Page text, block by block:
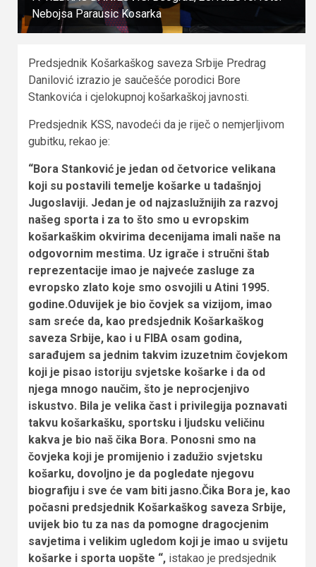
Nebojsa Parausic Kosarka
Predsjednik Košarkaškog saveza Srbije Predrag
Danilović izrazio je saučešće porodici Bore
Stankovića i cjelokupnoj košarkaškoj javnosti.
Predsjednik KSS, navodeći da je riječ o nemjerljivom
gubitku, rekao je:
“Bora Stanković je jedan od četvorice velikana
koji su postavili temelje košarke u tadašnjoj
Jugoslaviji. Jedan je od najzaslužnijih za razvoj
našeg sporta i za to što smo u evropskim
košarkaškim okvirima decenijama imali naše na
odgovornim mestima. Uz igrače i stručni štab
reprezentacije imao je najveće zasluge za
evropsko zlato koje smo osvojili u Atini 1995.
godine.Oduvijek je bio čovjek sa vizijom, imao
sam sreće da, kao predsjednik Košarkaškog
saveza Srbije, kao i u FIBA osam godina,
sarađujem sa jednim takvim izuzetnim čovjekom
koji je pisao istoriju svjetske košarke i da od
njega mnogo naučim, što je neprocjenjivo
iskustvo. Bila je velika čast i privilegija poznavati
takvu košarkašku, sportsku i ljudsku veličinu
kakva je bio naš čika Bora. Ponosni smo na
čovjeka koji je promijenio i zadužio svjetsku
košarku, dovoljno je da pogledate njegovu
biografiju i sve će vam biti jasno.Čika Bora je, kao
počasni predsjednik Košarkaškog saveza Srbije,
uvijek bio tu za nas da pomogne dragocjenim
savjetima i velikim ugledom koji je imao u svijetu
košarke i sporta uopšte “, istakao je predsjednik